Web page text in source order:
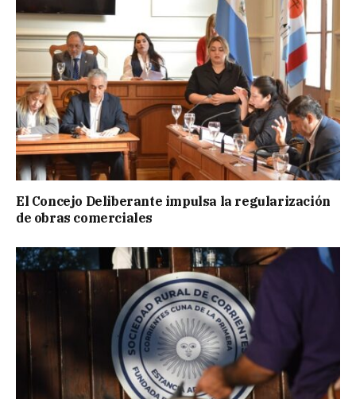
El Concejo Deliberante impulsa la regularización
de obras comerciales